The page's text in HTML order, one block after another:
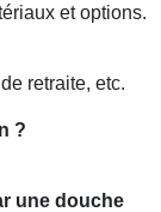
et options.
retraite, etc.
?
une douche